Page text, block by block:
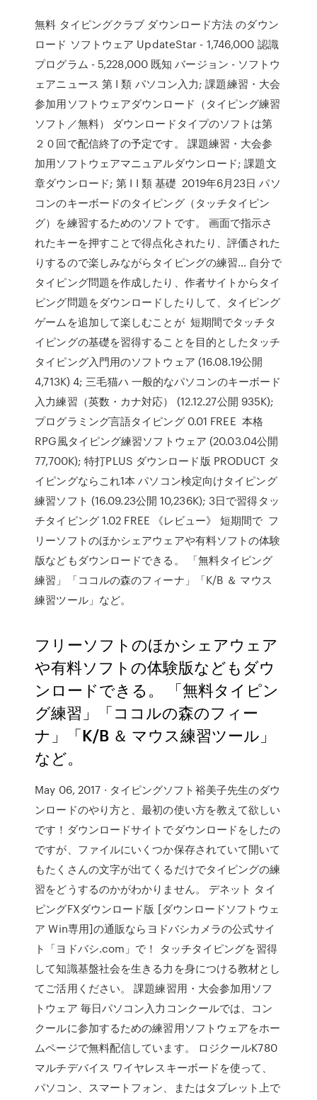
無料 タイピングクラブ ダウンロード方法 のダウン
ロード ソフトウェア UpdateStar - 1,746,000 認識
プログラム - 5,228,000 既知 バージョン - ソフトウ
ェアニュース 第 I 類 パソコン入力; 課題練習・大会
参加用ソフトウェアダウンロード（タイピング練習
ソフト／無料） ダウンロードタイプのソフトは第
２０回で配信終了の予定です。 課題練習・大会参
加用ソフトウェアマニュアルダウンロード; 課題文
章ダウンロード; 第 I I 類 基礎 2019年6月23日 パソ
コンのキーボードのタイピング（タッチタイピン
グ）を練習するためのソフトです。 画面で指示さ
れたキーを押すことで得点化されたり、評価された
りするので楽しみながらタイピングの練習… 自分で
タイピング問題を作成したり、作者サイトからタイ
ピング問題をダウンロードしたりして、タイピング
ゲームを追加して楽しむことが 短期間でタッチタ
イピングの基礎を習得することを目的としたタッチ
タイピング入門用のソフトウェア (16.08.19公開
4,713K) 4; 三毛猫ハ 一般的なパソコンのキーボード
入力練習（英数・カナ対応） (12.12.27公開 935K);
プログラミング言語タイピング 0.01 FREE 本格
RPG風タイピング練習ソフトウェア (20.03.04公開
77,700K); 特打PLUS ダウンロード版 PRODUCT タ
イピングならこれ1本 パソコン検定向けタイピング
練習ソフト (16.09.23公開 10,236K); 3日で習得タッ
チタイピング 1.02 FREE 《レビュー》 短期間で フ
リーソフトのほかシェアウェアや有料ソフトの体験
版などもダウンロードできる。 「無料タイピング
練習」「ココルの森のフィーナ」「K/B ＆ マウス
練習ツール」など。
フリーソフトのほかシェアウェア
や有料ソフトの体験版などもダウ
ンロードできる。 「無料タイピン
グ練習」「ココルの森のフィー
ナ」「K/B ＆ マウス練習ツール」
など。
May 06, 2017 · タイピングソフト裕美子先生のダウ
ンロードのやり方と、最初の使い方を教えて欲しい
です！ダウンロードサイトでダウンロードをしたの
ですが、ファイルにいくつか保存されていて開いて
もたくさんの文字が出てくるだけでタイピングの練
習をどうするのかがわかりません。 デネット タイ
ピングFXダウンロード版 [ダウンロードソフトウェ
ア Win専用]の通販ならヨドバシカメラの公式サイ
ト「ヨドバシ.com」で！ タッチタイピングを習得
して知識基盤社会を生きる力を身につける教材とし
てご活用ください。 課題練習用・大会参加用ソフ
トウェア 毎日パソコン入力コンクールでは、コン
クールに参加するための練習用ソフトウェアをホー
ムページで無料配信しています。 ロジクールK780
マルチデバイス ワイヤレスキーボードを使って、
パソコン、スマートフォン、またはタブレット上で